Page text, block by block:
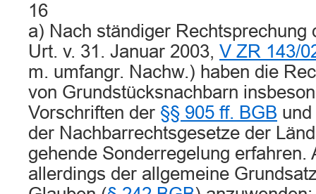
16
a) Nach ständiger Rechtsprechung
Urt. v. 31. Januar 2003, V ZR 143/
m. umfangr. Nachw.) haben die
von Grundstücksnachbarn
Vorschriften der §§ 905 ff. BGB
der Nachbarrechtsgesetze der
gehende Sonderregelung erfahren.
allerdings der allgemeine